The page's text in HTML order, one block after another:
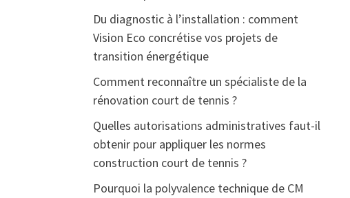
Du diagnostic à l’installation : comment
Vision Eco concrétise vos projets de
transition énergétique
Comment reconnaître un spécialiste de la
rénovation court de tennis ?
Quelles autorisations administratives faut-il
obtenir pour appliquer les normes
construction court de tennis ?
Pourquoi la polyvalence technique de CM